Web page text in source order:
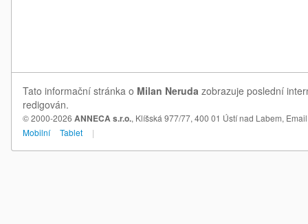
Tato informační stránka o Milan Neruda zobrazuje poslední
redigován.
© 2000-2026 ANNECA s.r.o., Klíšská 977/77, 400 01 Ústí nad Labem,
Mobilní
Tablet |